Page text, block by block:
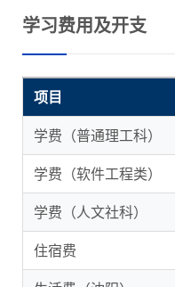
学习费用及开支
项目
学费（普通理工科）
学费（软件工程类）
学费（人文社科）
住宿费